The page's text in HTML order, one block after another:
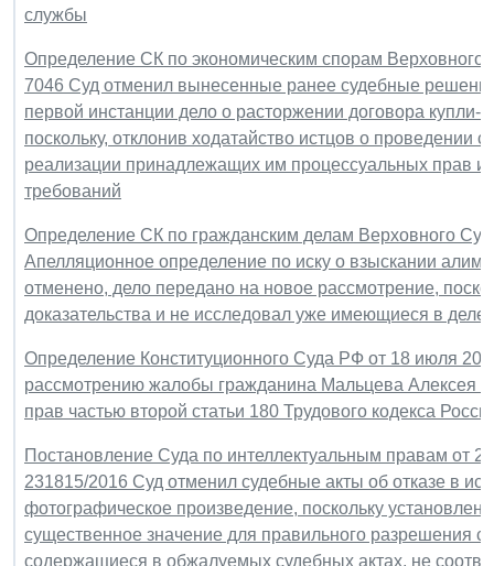
службы
Определение СК по экономическим спорам
7046 Суд отменил вынесенные ранее судебные
первой инстанции дело о расторжении договора
поскольку, отклонив ходатайство истцов о проведении
реализации принадлежащих им процессуальных прав и
требований
Определение СК по гражданским делам Верховного
Апелляционное определение по иску о взыскании
отменено, дело передано на новое рассмотрение,
доказательства и не исследовал уже имеющиеся в деле
Определение Конституционного Суда РФ от 18 июля
рассмотрению жалобы гражданина Мальцева Алексея
прав частью второй статьи 180 Трудового кодекса
Постановление Суда по интеллектуальным правам от
231815/2016 Суд отменил судебные акты об отказе в
фотографическое произведение, поскольку
существенное значение для правильного разрешения
содержащиеся в обжалуемых судебных актах, не